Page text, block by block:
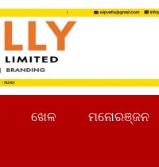
ଖେଳ ମନୋରଞ୍ଜନ